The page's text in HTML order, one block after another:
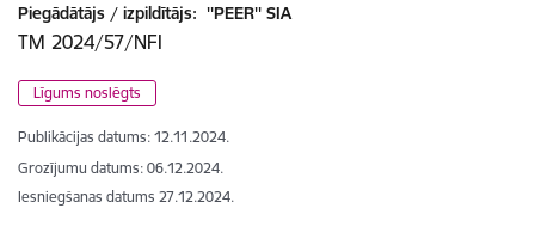
Piegādātājs / izpildītājs: ''PEER'' SIA
TM 2024/57/NFI
Līgums noslēgts
Publikācijas datums: 12.11.2024.
Grozījumu datums: 06.12.2024.
Iesniegšanas datums 27.12.2024.